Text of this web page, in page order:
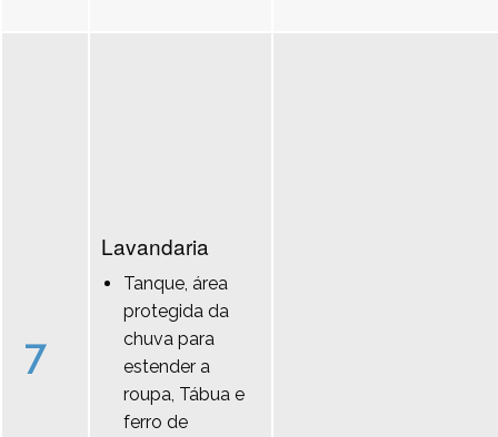
7
Lavandaria
Tanque, área
protegida da
chuva para
estender a
roupa, Tábua e
ferro de